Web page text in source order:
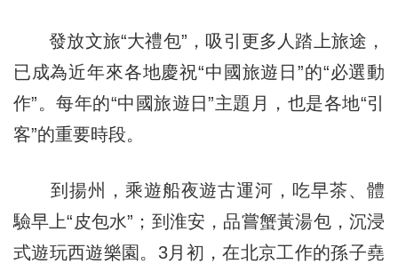
發放文旅“大禮包”，吸引更多人踏上旅途，
已成為近年來各地慶祝“中國旅遊日”的“必選動
作”。每年的“中國旅遊日”主題月，也是各地“引
客”的重要時段。
到揚州，乘遊船夜遊古運河，吃早茶、體
驗早上“皮包水”；到淮安，品嘗蟹黃湯包，沉浸
式遊玩西遊樂園。3月初，在北京工作的孫子堯